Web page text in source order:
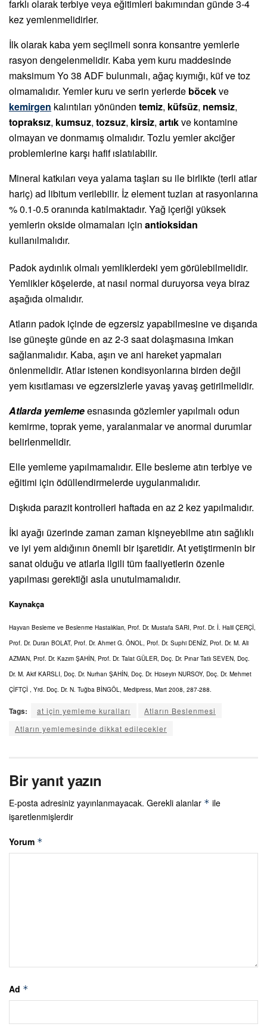
farklı olarak terbiye veya eğitimleri bakımından günde 3-4
kez yemlenmelidirler.
İlk olarak kaba yem seçilmeli sonra konsantre yemlerle
rasyon dengelenmelidir. Kaba yem kuru maddesinde
maksimum Yo 38 ADF bulunmalı, ağaç kıymığı, küf ve toz
olmamalıdır. Yemler kuru ve serin yerlerde böcekve
kemirgen kalıntıları yönünden temiz, küfsüz, nemsiz,
topraksız, kumsuz, tozsuz, kirsiz, artıkve kontamine
olmayan ve donmamış olmalıdır. Tozlu yemler akciğer
problemlerine karşı hafif ıslatılabilir.
Mineral katkıları veya yalama taşları su ile birlikte (terli atlar
hariç) ad libitum verilebilir. İz element tuzları at rasyonlarına
% 0.1-0.5 oranında katılmaktadır. Yağ içeriği yüksek
yemlerin okside olmamaları için antioksidan
kullanılmalıdır.
Padok aydınlık olmalı yemliklerdeki yem görülebilmelidir.
Yemlikler köşelerde, at nasıl normal duruyorsa veya biraz
aşağıda olmalıdır.
Atların padok içinde de egzersiz yapabilmesine ve dışarıda
ise güneşte günde en az 2-3 saat dolaşmasına imkan
sağlanmalıdır. Kaba, aşın ve ani hareket yapmaları
önlenmelidir. Atlar istenen kondisyonlarına birden değil
yem kısıtlaması ve egzersizlerle yavaş yavaş getirilmelidir.
Atlarda yemlemeesnasında gözlemler yapılmalı odun
kemirme, toprak yeme, yaralanmalar ve anormal durumlar
belirlenmelidir.
Elle yemleme yapılmamalıdır. Elle besleme atın terbiye ve
eğitimi için ödüllendirmelerde uygulanmalıdır.
Dışkıda parazit kontrolleri haftada en az 2 kez yapılmalıdır.
İki ayağı üzerinde zaman zaman kişneyebilme atın sağlıklı
ve iyi yem aldığının önemli bir işaretidir. At yetiştirmenin bir
sanat olduğu ve atlarla ilgili tüm faaliyetlerin özenle
yapılması gerektiği asla unutulmamalıdır.
Kaynakça
Hayvan Besleme ve Beslenme Hastalıkları, Prof. Dr. Mustafa SARI, Prof. Dr. İ. Halil ÇERÇİ,
Prof. Dr. Duran BOLAT, Prof. Dr. Ahmet G. ÖNOL, Prof. Dr. Suphi DENİZ, Prof. Dr. M. Ali
AZMAN, Prof. Dr. Kazım ŞAHİN, Prof. Dr. Talat GÜLER, Doç. Dr. Pınar Tatlı SEVEN, Doç.
Dr. M. Akif KARSLI, Doç. Dr. Nurhan ŞAHİN, Doç. Dr. Hüseyin NURSOY, Doç. Dr. Mehmet
ÇİFTÇİ , Yrd. Doç. Dr. N. Tuğba BİNGÖL, Medipress, Mart 2008, 287-288.
Tags: at için yemleme kuralları
Atların Beslenmesi
Atların yemlemesinde dikkat edilecekler
Bir yanıt yazın
E-posta adresiniz yayınlanmayacak. Gerekli alanlar * ile
işaretlenmişlerdir
Yorum *
Ad *